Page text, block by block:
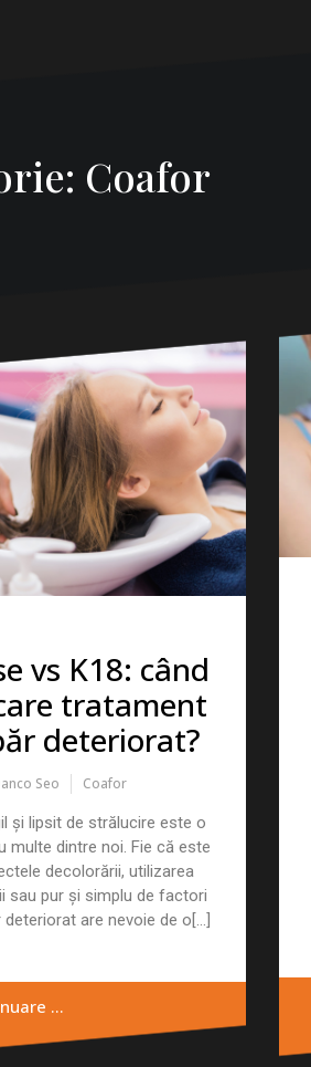
Coafor
vs K18: când
tratament
deteriorat?
Seo Coafor
și lipsit de strălucire este o
multe dintre noi. Fie că este
decolorării, utilizarea
sau pur și simplu de factori
are nevoie de o[...]
…